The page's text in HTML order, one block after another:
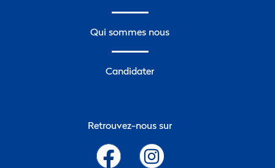
Retrouvez-nous sur
Qui sommes nous
Candidater